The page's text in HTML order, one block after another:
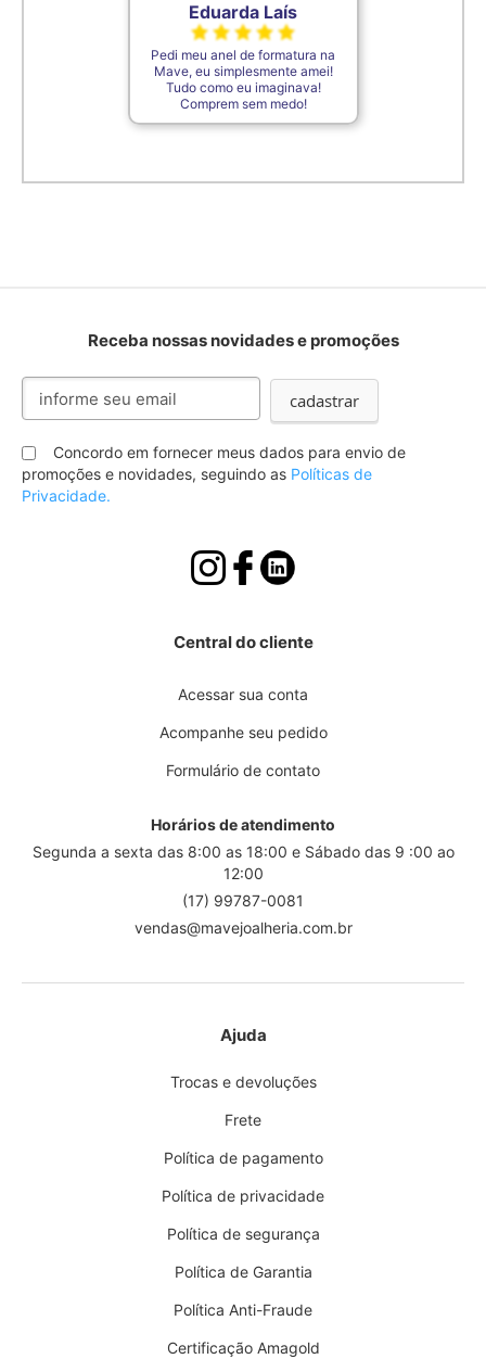
Eduarda Laís
Pedi meu anel de formatura na
Mave, eu simplesmente amei!
Tudo como eu imaginava!
Comprem sem medo!
Receba nossas novidades e promoções
Inscreva-
nossa
Newsletter:
cadastrar
Concordo em fornecer meus dados para envio de
promoções e novidades, seguindo as Políticas de
Privacidade.
Central do cliente
Acessar sua conta
Acompanhe seu pedido
Formulário de contato
Horários de atendimento
Segunda a sexta das 8:00 as 18:00 e Sábado das 9 :00 ao
12:00
(17) 99787-0081
vendas@mavejoalheria.com.br
Ajuda
Trocas e devoluções
Frete
Política de pagamento
Política de privacidade
Política de segurança
Política de Garantia
Política Anti-Fraude
Certificação Amagold